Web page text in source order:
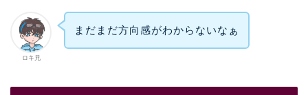
ロキ兄
まだまだ方向感がわからないなぁ